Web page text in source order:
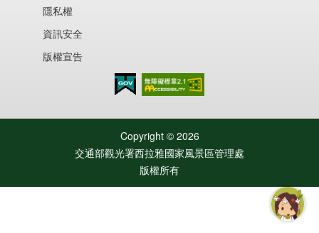
隱私權
資訊安全
版權宣告
Copyright © 2026
交通部觀光署西拉雅國家風景區管理處
版權所有
智慧